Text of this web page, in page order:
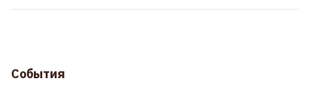
События